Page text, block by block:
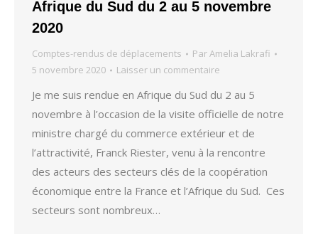
Afrique du Sud du 2 au 5 novembre
2020
Comptes-rendus de déplacements ParAmelia Lakrafi
5 novembre 2020
Laisser un commentaire
Je me suis rendue en Afrique du Sud du 2 au 5
novembre à l’occasion de la visite officielle de notre
ministre chargé du commerce extérieur et de
l’attractivité, Franck Riester, venu à la rencontre
des acteurs des secteurs clés de la coopération
économique entre la France et l’Afrique du Sud. Ces
secteurs sont nombreux…